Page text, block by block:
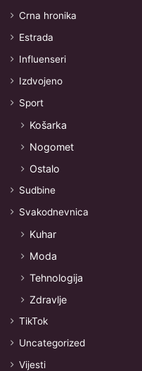
Crna hronika
Estrada
Influenseri
Izdvojeno
Sport
Košarka
Nogomet
Ostalo
Sudbine
Svakodnevnica
Kuhar
Moda
Tehnologija
Zdravlje
TikTok
Uncategorized
Vijesti